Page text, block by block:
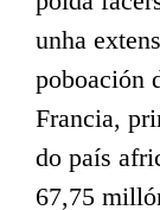
unha
poboación
Francia,
do país
67,75